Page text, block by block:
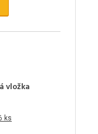
vložka
ks